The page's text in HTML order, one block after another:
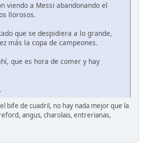
viendo a Messi abandonando el
llorosos.
que se despidiera a lo grande,
más la copa de campeones.
que es hora de comer y hay
bife de cuadril, no hay nada mejor que la
angus, charolais, entrerianas,